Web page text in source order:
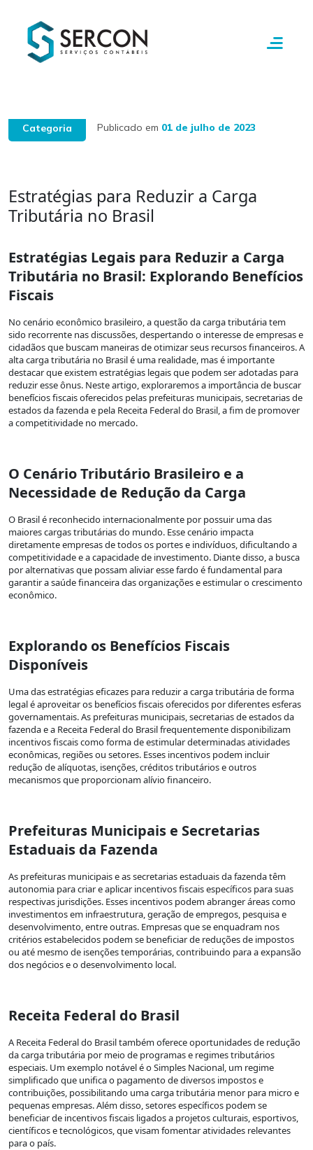
Categoria Publicado em 01 de julho de 2023
Estratégias para Reduzir a Carga
Tributária no Brasil
Estratégias Legais para Reduzir a Carga
Tributária no Brasil: Explorando Benefícios
Fiscais
No cenário econômico brasileiro, a questão da carga tributária tem
sido recorrente nas discussões, despertando o interesse de empresas e
cidadãos que buscam maneiras de otimizar seus recursos financeiros. A
alta carga tributária no Brasil é uma realidade, mas é importante
destacar que existem estratégias legais que podem ser adotadas para
reduzir esse ônus. Neste artigo, exploraremos a importância de buscar
benefícios fiscais oferecidos pelas prefeituras municipais, secretarias de
estados da fazenda e pela Receita Federal do Brasil, a fim de promover
a competitividade no mercado.
O Cenário Tributário Brasileiro e a
Necessidade de Redução da Carga
O Brasil é reconhecido internacionalmente por possuir uma das
maiores cargas tributárias do mundo. Esse cenário impacta
diretamente empresas de todos os portes e indivíduos, dificultando a
competitividade e a capacidade de investimento. Diante disso, a busca
por alternativas que possam aliviar esse fardo é fundamental para
garantir a saúde financeira das organizações e estimular o crescimento
econômico.
Explorando os Benefícios Fiscais
Disponíveis
Uma das estratégias eficazes para reduzir a carga tributária de forma
legal é aproveitar os benefícios fiscais oferecidos por diferentes esferas
governamentais. As prefeituras municipais, secretarias de estados da
fazenda e a Receita Federal do Brasil frequentemente disponibilizam
incentivos fiscais como forma de estimular determinadas atividades
econômicas, regiões ou setores. Esses incentivos podem incluir
redução de alíquotas, isenções, créditos tributários e outros
mecanismos que proporcionam alívio financeiro.
Prefeituras Municipais e Secretarias
Estaduais da Fazenda
As prefeituras municipais e as secretarias estaduais da fazenda têm
autonomia para criar e aplicar incentivos fiscais específicos para suas
respectivas jurisdições. Esses incentivos podem abranger áreas como
investimentos em infraestrutura, geração de empregos, pesquisa e
desenvolvimento, entre outras. Empresas que se enquadram nos
critérios estabelecidos podem se beneficiar de reduções de impostos
ou até mesmo de isenções temporárias, contribuindo para a expansão
dos negócios e o desenvolvimento local.
Receita Federal do Brasil
A Receita Federal do Brasil também oferece oportunidades de redução
da carga tributária por meio de programas e regimes tributários
especiais. Um exemplo notável é o Simples Nacional, um regime
simplificado que unifica o pagamento de diversos impostos e
contribuições, possibilitando uma carga tributária menor para micro e
pequenas empresas. Além disso, setores específicos podem se
beneficiar de incentivos fiscais ligados a projetos culturais, esportivos,
científicos e tecnológicos, que visam fomentar atividades relevantes
para o país.